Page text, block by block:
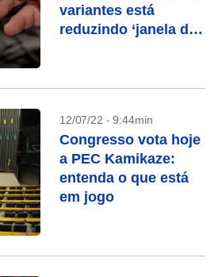
variantes está
reduzindo ‘janela de
12/07/22 - 9:44min
Congresso vota hoje
a PEC Kamikaze:
entenda o que está
em jogo